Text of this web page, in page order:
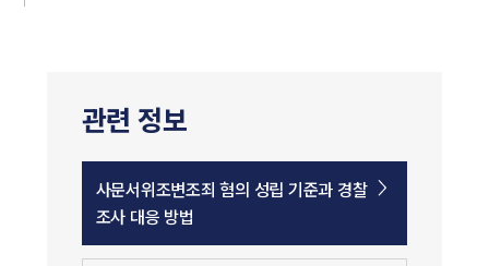
관련 정보
사문서위조변조죄 혐의 성립 기준과 경찰
조사 대응 방법